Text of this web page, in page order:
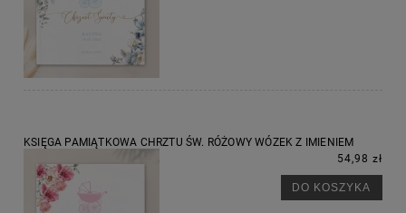
KSIĘGA PAMIĄTKOWA CHRZTU ŚW. RÓŻOWY WÓZEK Z IMIENIEM
54,98 zł
DO KOSZYKA